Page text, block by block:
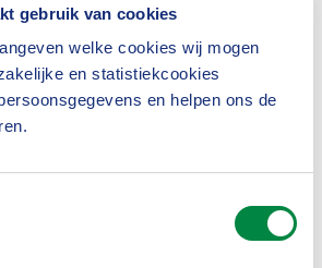
gebruik van cookies
welke cookies wij mogen
en statistiekcookies
en helpen ons de
te betalen. Als er een
het geschil is vereist,
dan vergoedt de
een (eigen) jurist.